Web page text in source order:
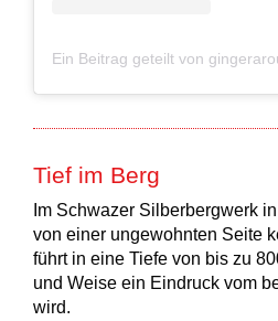
Ein Beitrag geteilt von
Tief im Berg
Im Schwazer Silberbergwerk
von einer ungewohnten Seite
führt in eine Tiefe von bis zu
und Weise ein Eindruck vom
wird.